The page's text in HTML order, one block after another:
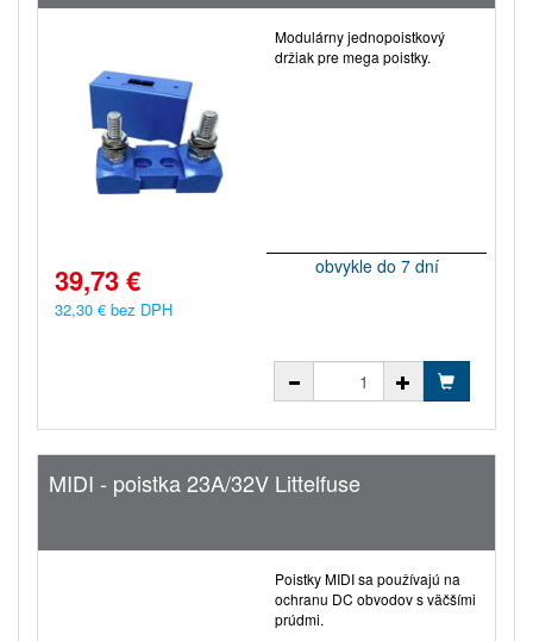
Modulárny jednopoistkový
držiak pre mega poistky.
39,73 €
32,30 € bez DPH
obvykle do 7 dní
MIDI - poistka 23A/32V Littelfuse
Poistky MIDI sa používajú na
ochranu DC obvodov s väčšími
prúdmi.